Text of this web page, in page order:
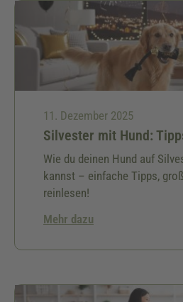
11. Dezember 2025
Wie du deinen Hund auf
kannst – einfache Tipps,
reinlesen!
Mehr dazu